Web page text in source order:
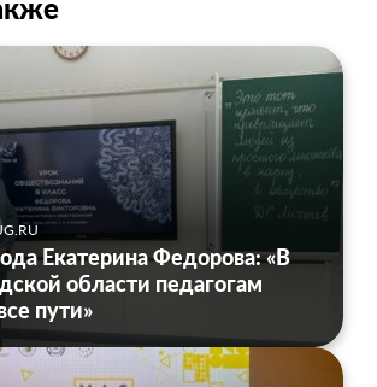
Екатерина Федорова: «В
области педагогам
пути»